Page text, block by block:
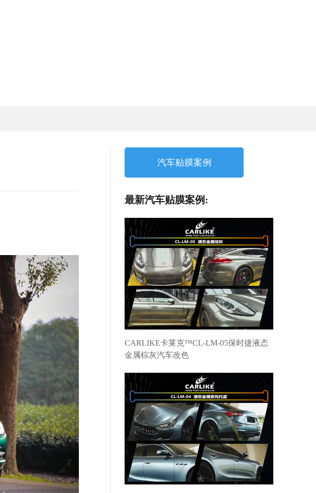
汽车贴膜案例
最新汽车贴膜案例:
CARLIKE卡莱克™CL-LM-05保时捷液态
金属棕灰汽车改色